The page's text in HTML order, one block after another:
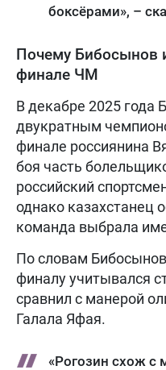
боксёрами», –
Почему Бибосынов
финале ЧМ
В декабре 2025 года
двукратным
финале россиянина
боя часть
российский
однако казахстанец
команда выбрала
По словам
финалу учитывался
сравнил с манерой
Галала Яфая.
«Рогозин схож